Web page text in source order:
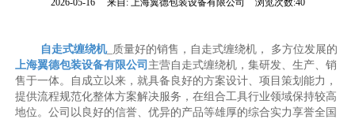
2026-05-16 来自: 上海翼德包装设备有限公司 浏览次数:40
自走式缠绕机_质量好的销售，自走式缠绕机， 多方位发展的
上海翼德包装设备有限公司 主营自走式缠绕机，集研发、生产、销
售于一体。自成立以来，就具备良好的方案设计、项目策划能力，
提供流程规范化整体方案解决服务，在组合工具行业领域保持较高
地位。公司以良好的信誉、优异的产品等雄厚的综合实力享誉全国